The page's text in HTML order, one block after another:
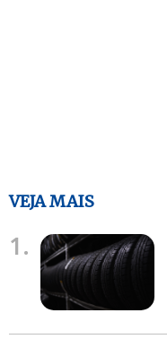
VEJA MAIS
1.